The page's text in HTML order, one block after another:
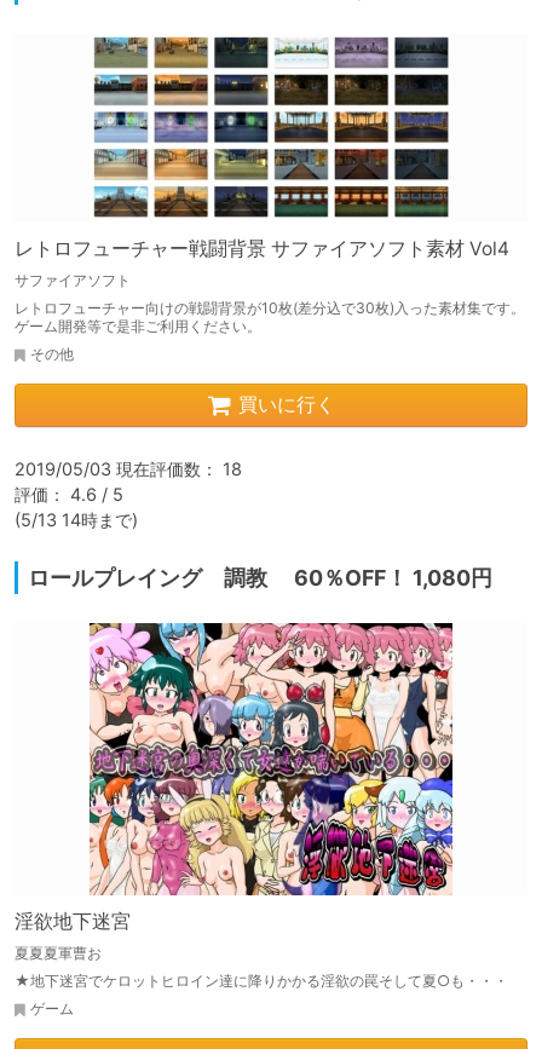
レトロフューチャー戦闘背景 サファイアソフト素材 Vol4
サファイアソフト
レトロフューチャー向けの戦闘背景が10枚(差分込で30枚)入った素材集です。
ゲーム開発等で是非ご利用ください。
その他
買いに行く
2019/05/03 現在評価数： 18
評価： 4.6 / 5
(5/13 14時まで)
ロールプレイング 調教 60％OFF！ 1,080円
淫欲地下迷宮
夏夏夏軍曹お
★地下迷宮でケロットヒロイン達に降りかかる淫欲の罠そして夏○も・・・
ゲーム